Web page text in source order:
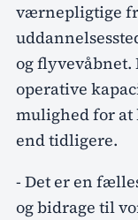
værnepligtige
og flyvevåbnet.
operative
mulighed for at
end tidligere.
- Det er en
og bidrage til